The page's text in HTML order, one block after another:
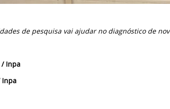
de pesquisa vai ajudar no diagnóstico de
/ Inpa
Inpa